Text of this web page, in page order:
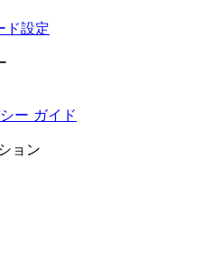
ド設定
ー ガイド
ョン